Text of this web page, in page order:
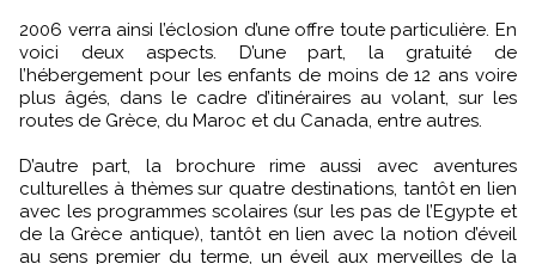
2006 verra ainsi l’éclosion d’une offre toute particulière. En
voici deux aspects. D’une part, la gratuité de
l’hébergement pour les enfants de moins de 12 ans voire
plus âgés, dans le cadre d’itinéraires au volant, sur les
routes de Grèce, du Maroc et du Canada, entre autres.
D’autre part, la brochure rime aussi avec aventures
culturelles à thèmes sur quatre destinations, tantôt en lien
avec les programmes scolaires (sur les pas de l’Egypte et
de la Grèce antique), tantôt en lien avec la notion d’éveil
au sens premier du terme, un éveil aux merveilles de la